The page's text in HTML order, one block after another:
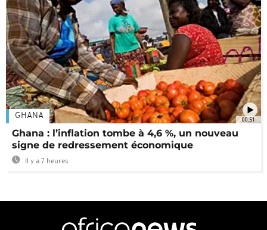
00:51
GHANA
Ghana : l’inflation tombe à 4,6 %, un nouveau
signe de redressement économique
Il y a 7 heures